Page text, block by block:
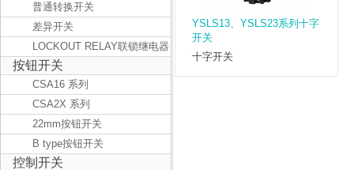
YSLS13、YSLS23系列十字
开关
十字开关
普通转换开关
差异开关
LOCKOUT RELAY联锁继电器
按钮开关
CSA16 系列
CSA2X 系列
22mm按钮开关
B type按钮开关
控制开关